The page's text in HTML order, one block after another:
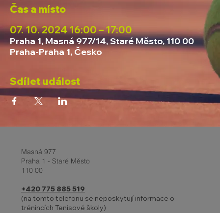
Čas a místo
07. 10. 2024 16:00 – 17:00
Praha 1, Masná 977/14, Staré Město, 110 00
Praha-Praha 1, Česko
Sdílet událost
Masná 977
Praha 1 - Staré Město
110 00
+420 775 885 519
(na tomto telefonu se neposkytují informace o
trénincích Tenisové školy)